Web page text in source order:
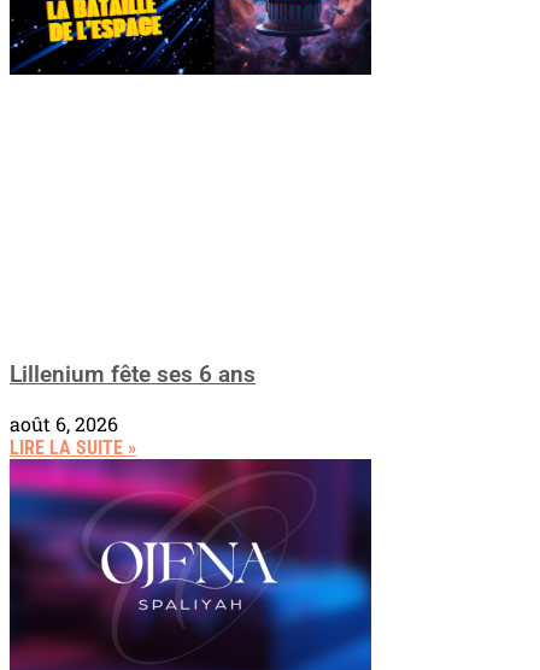
Lillenium fête ses 6 ans
août 6, 2026
LIRE LA SUITE »